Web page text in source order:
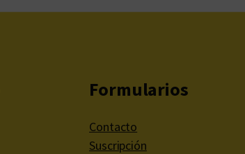
Formularios
Contacto
Suscripción